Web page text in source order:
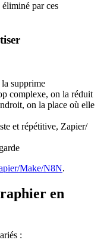
par ces
la supprime
complexe, on la réduit
on la place où elle
et répétitive, Zapier/
Make/N8N.
en
: